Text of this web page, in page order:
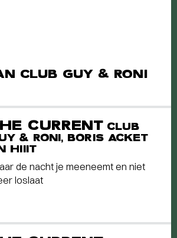
CLUB GUY & RONI
CURRENT CLUB
& RONI, BORIS ACKET
HIIIT
de nacht je meeneemt en niet
loslaat